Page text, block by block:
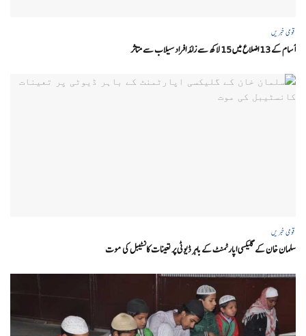
قومی خبریں
آسام کے 13 اضلاع میں 15 لاکھ سے زائد افراد سیلاب سے متاثر
قومی خبریں
سلمان خان کے گلیکسی اپارٹمنٹ کے باہر ڈیوٹی پر تعینات کانسٹیبل کی موت